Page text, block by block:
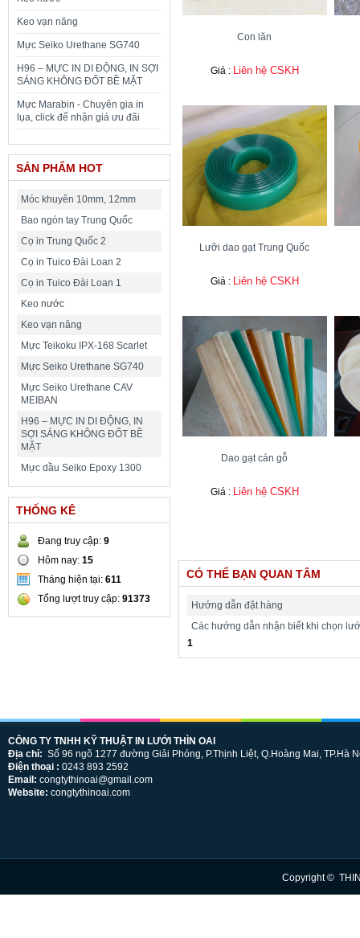
Keo vạn năng
Mực Seiko Urethane SG740
H96 – MỰC IN DI ĐỘNG, IN SỢI
SÁNG KHÔNG ĐỐT BỀ MẶT
Mực Marabin - Chuyên gia in
lụa, click để nhận giá ưu đãi
SẢN PHẨM HOT
Móc khuyên 10mm, 12mm
Bao ngón tay Trung Quốc
Cọ in Trung Quốc 2
Cọ in Tuico Đài Loan 2
Cọ in Tuico Đài Loan 1
Keo nước
Keo vạn năng
Mực Teikoku IPX-168 Scarlet
Mực Seiko Urethane SG740
Mực Seiko Urethane CAV
MEIBAN
H96 – MỰC IN DI ĐỘNG, IN
SỢI SÁNG KHÔNG ĐỐT BỀ
MẶT
Mực dầu Seiko Epoxy 1300
THỐNG KÊ
Đang truy cập: 9
Hôm nay: 15
Tháng hiện tại: 611
Tổng lượt truy cập: 91373
Con lăn
Giá : Liên hệ CSKH
Lưỡi dao gạt Trung Quốc
Giá : Liên hệ CSKH
Dao gạt cán gỗ
Giá : Liên hệ CSKH
CÓ THỂ BẠN QUAN TÂM
Hướng dẫn đặt hàng
Các hướng dẫn nhận biết khi chọn
1
CÔNG TY TNHH KỸ THUẬT IN LƯỚI THÌN OAI
Địa chỉ: Số 96 ngõ 1277 đường Giải Phóng, P.Thịnh Liệt, Q.Hoàng Mai, TP.Hà
Điện thoại : 0243 893 2592
Email: congtythinoai@gmail.com
Website: congtythinoai.com
Copyright ©